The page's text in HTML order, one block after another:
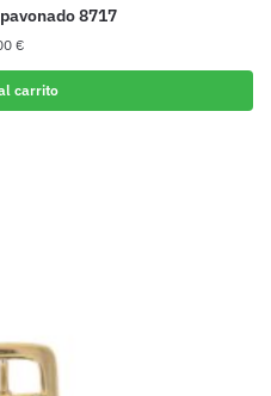
8717
€
carrito